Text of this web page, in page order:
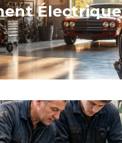
Électrique